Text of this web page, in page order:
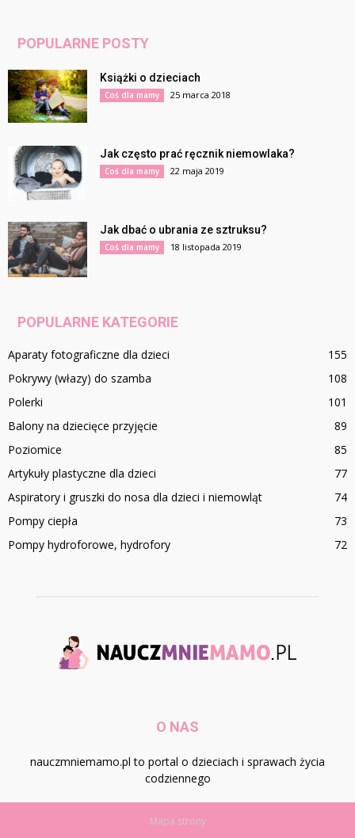
POPULARNE POSTY
Książki o dzieciach
Coś dla mamy 25 marca 2018
Jak często prać ręcznik niemowlaka?
Coś dla mamy 22 maja 2019
Jak dbać o ubrania ze sztruksu?
Coś dla mamy 18 listopada 2019
POPULARNE KATEGORIE
Aparaty fotograficzne dla dzieci
155
Pokrywy (włazy) do szamba
108
Polerki
101
Balony na dziecięce przyjęcie
89
Poziomice
85
Artykuły plastyczne dla dzieci
77
Aspiratory i gruszki do nosa dla dzieci i niemowląt
74
Pompy ciepła
73
Pompy hydroforowe, hydrofory
72
O NAS
nauczmniemamo.pl to portal o dzieciach i sprawach życia
codziennego
Mapa strony